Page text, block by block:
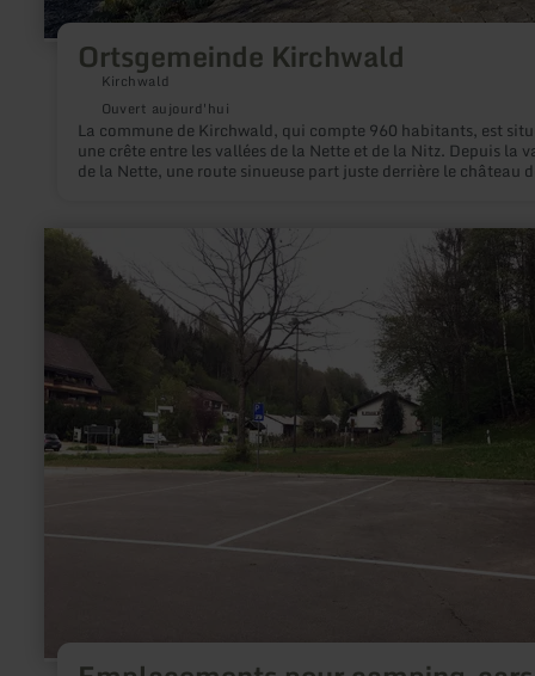
Ortsgemeinde Kirchwald
Kirchwald
Ouvert aujourd'hui
La commune de Kirchwald, qui compte 960 habitants, est
une crête entre les vallées de la Nette et de la Nitz. Depuis la
de la Nette, une route sinueuse part juste derrière le château
de randonnée panoramique ».
en
savoir
camping-
cars
au
artificiel
de